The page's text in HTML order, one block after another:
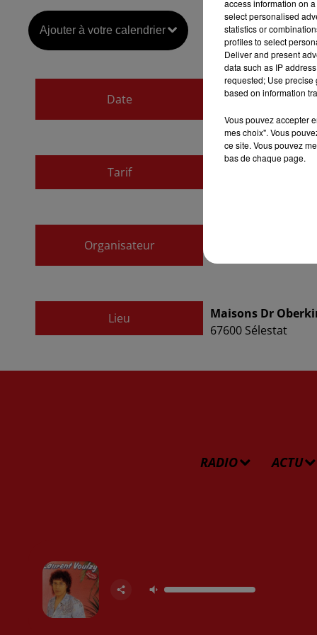
Ajouter à votre calendrier
Date
du27 novembre
Tarif
Organisateur
Association des
Lieu
Maisons Dr
67600 Sélestat
RADIO ACTU
access information on
select personalised
statistics or
profiles to select
Deliver and present
data such as IP
requested; Use precise
based on information
Vous pouvez accepter
mes choix". Vous
ce site. Vous pouvez
bas de chaque page.